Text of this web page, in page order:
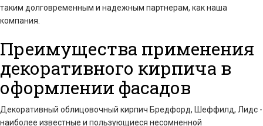
таким долговременным и надежным партнерам, как наша
компания.
Преимущества применения
декоративного кирпича в
оформлении фасадов
Декоративный облицовочный кирпич Бредфорд, Шеффилд, Лидс -
наиболее известные и пользующиеся несомненной